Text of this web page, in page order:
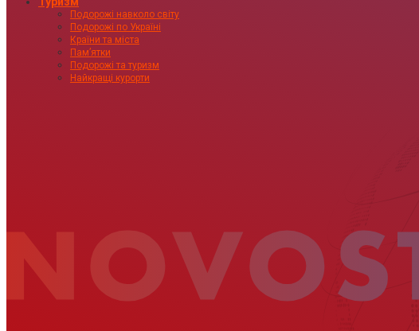
Подорожі навколо світу
Подорожі по Україні
Країни та міста
Пам’ятки
Подорожі та туризм
Найкращі курорти